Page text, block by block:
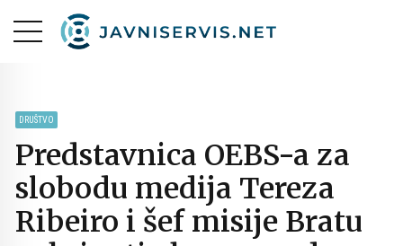
DRUŠTVO
Predstavnica OEBS-a za
slobodu medija Tereza
Ribeiro i šef misije Bratu